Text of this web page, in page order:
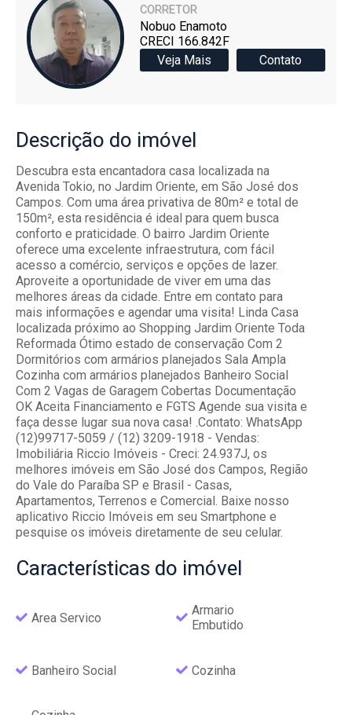
CORRETOR
Nobuo Enamoto
CRECI 166.842F
Veja Mais
Contato
Descrição do imóvel
Descubra esta encantadora casa localizada na
Avenida Tokio, no Jardim Oriente, em São José dos
Campos. Com uma área privativa de 80m² e total de
150m², esta residência é ideal para quem busca
conforto e praticidade. O bairro Jardim Oriente
oferece uma excelente infraestrutura, com fácil
acesso a comércio, serviços e opções de lazer.
Aproveite a oportunidade de viver em uma das
melhores áreas da cidade. Entre em contato para
mais informações e agendar uma visita! Linda Casa
localizada próximo ao Shopping Jardim Oriente Toda
Reformada Ótimo estado de conservação Com 2
Dormitórios com armários planejados Sala Ampla
Cozinha com armários planejados Banheiro Social
Com 2 Vagas de Garagem Cobertas Documentação
OK Aceita Financiamento e FGTS Agende sua visita e
faça desse lugar sua nova casa! .Contato: WhatsApp
(12)99717-5059 / (12) 3209-1918 - Vendas:
Imobiliária Riccio Imóveis - Creci: 24.937J, os
melhores imóveis em São José dos Campos, Região
do Vale do Paraíba SP e Brasil - Casas,
Apartamentos, Terrenos e Comercial. Baixe nosso
aplicativo Riccio Imóveis em seu Smartphone e
pesquise os imóveis diretamente de seu celular.
Características do imóvel
Area Servico
Armario
Embutido
Banheiro Social Cozinha